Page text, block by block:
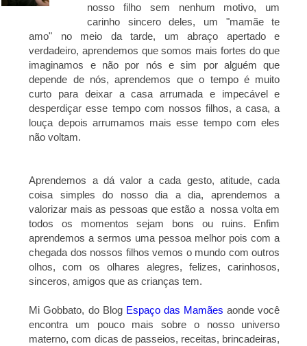
nosso filho sem nenhum motivo, um
carinho sincero deles, um "mamãe te
amo" no meio da tarde, um abraço apertado e
verdadeiro, aprendemos que somos mais fortes do que
imaginamos e não por nós e sim por alguém que
depende de nós, aprendemos que o tempo é muito
curto para deixar a casa arrumada e impecável e
desperdiçar esse tempo com nossos filhos, a casa, a
louça depois arrumamos mais esse tempo com eles
não voltam.
Aprendemos a dá valor a cada gesto, atitude, cada
coisa simples do nosso dia a dia, aprendemos a
valorizar mais as pessoas que estão a nossa volta em
todos os momentos sejam bons ou ruins. Enfim
aprendemos a sermos uma pessoa melhor pois com a
chegada dos nossos filhos vemos o mundo com outros
olhos, com os olhares alegres, felizes, carinhosos,
sinceros, amigos que as crianças tem.
Mi Gobbato, do Blog Espaço das Mamães aonde você
encontra um pouco mais sobre o nosso universo
materno, com dicas de passeios, receitas, brincadeiras,